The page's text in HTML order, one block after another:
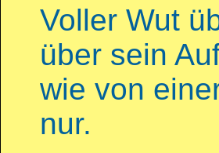
Voller Wut
über sein
wie von
nur.